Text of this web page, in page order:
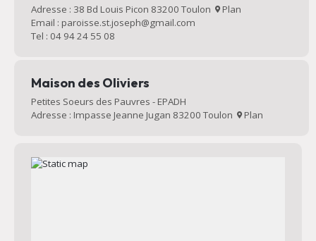
Adresse : 38 Bd Louis Picon 83200 Toulon
Plan
Email : paroisse.st.joseph@gmail.com
Tel : 04 94 24 55 08
Maison des Oliviers
Petites Soeurs des Pauvres - EPADH
Adresse : Impasse Jeanne Jugan 83200 Toulon
Plan